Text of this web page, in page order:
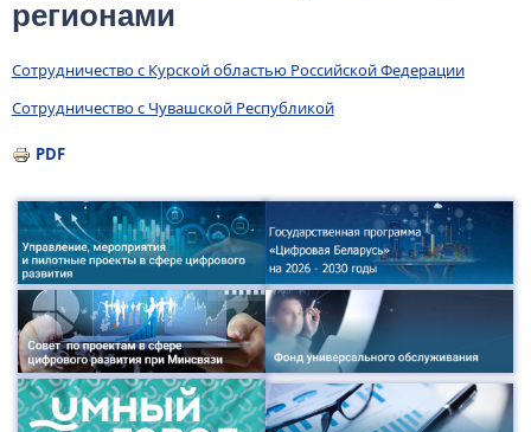
регионами
Сотрудничество с Курской областью Российской Федерации
Сотрудничество с Чувашской Республикой
PDF